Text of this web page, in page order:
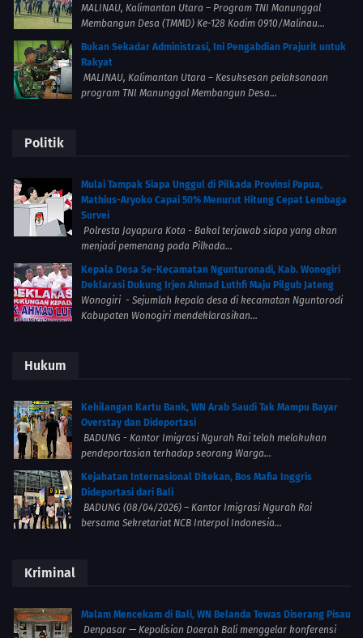
MALINAU, Kalimantan Utara – Program TNI Manunggal
Membangun Desa (TMMD) Ke-128 Kodim 0910/Malinau...
Bukan Sekadar Administrasi, Ini Pengabdian Prajurit untuk
Rakyat
MALINAU, Kalimantan Utara – Kesuksesan pelaksanaan
program TNI Manunggal Membangun Desa...
Politik
Mulai Tampak Siapa Unggul di Pilkada Provinsi Papua,
Mathius-Aryoko Capai 50% Menurut Hitung Cepat Lembaga
Survei
Polresta Jayapura Kota - Bakal terjawab siapa yang akan
menjadi pemenang pada Pilkada...
Kepala Desa Se-Kecamatan Ngunturonadi, Kab. Wonogiri
Deklarasi Dukung Irjen Ahmad Luthfi Maju Pilgub Jateng
Wonogiri - Sejumlah kepala desa di kecamatan Nguntorodi
Kabupaten Wonogiri mendeklarasikan...
Hukum
Kehilangan Kartu Bank, WN Arab Saudi Tak Mampu Bayar
Overstay dan Dideportasi
BADUNG - Kantor Imigrasi Ngurah Rai telah melakukan
pendeportasian terhadap seorang Warga...
Kejahatan Internasional Ditekan, Bos Mafia Inggris
Dideportasi dari Bali
BADUNG (08/04/2026) – Kantor Imigrasi Ngurah Rai
bersama Sekretariat NCB Interpol Indonesia...
Kriminal
Malam Mencekam di Bali, WN Belanda Tewas Diserang Pisau
Denpasar — Kepolisian Daerah Bali menggelar konferensi